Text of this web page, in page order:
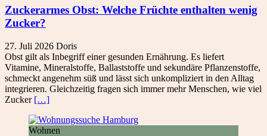
Zuckerarmes Obst: Welche Früchte enthalten wenig
Zucker?
27. Juli 2026 Doris
Obst gilt als Inbegriff einer gesunden Ernährung. Es liefert
Vitamine, Mineralstoffe, Ballaststoffe und sekundäre Pflanzenstoffe,
schmeckt angenehm süß und lässt sich unkompliziert in den Alltag
integrieren. Gleichzeitig fragen sich immer mehr Menschen, wie viel
Zucker […]
Wohnen